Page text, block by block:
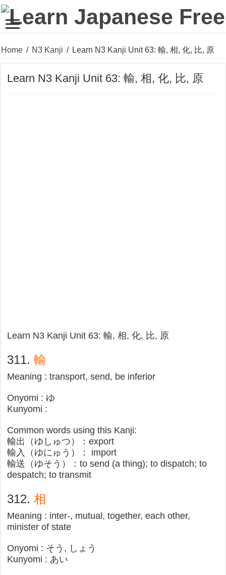
Home / N3 Kanji / Learn N3 Kanji Unit 63: 輸, 相, 化, 比, 原
Learn N3 Kanji Unit 63: 輸, 相, 化, 比, 原
Learn N3 Kanji Unit 63: 輸, 相, 化, 比, 原
311.輸
Meaning : transport, send, be inferior
Onyomi : ゆ
Kunyomi :
Common words using this Kanji:
輸出（ゆしゅつ）：export
輸入（ゆにゅう）： import
輸送（ゆそう）：to send (a thing); to dispatch; to
despatch; to transmit​
312.相
Meaning : inter-, mutual, together, each other,
minister of state
Onyomi : そう, しょう
Kunyomi : あい